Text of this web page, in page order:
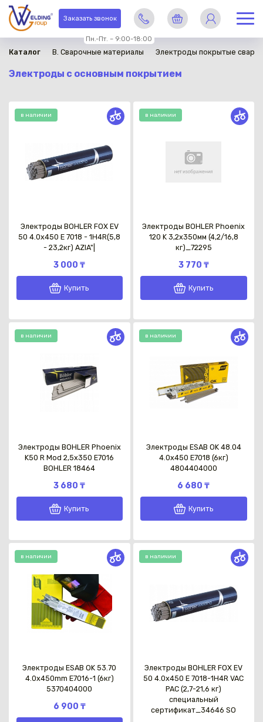
Заказать звонок
Пн.-Пт. – 9:00-18:00
Каталог B. Сварочные материалы Электроды покрытые
Электроды с основным покрытием
в наличии
Электроды BOHLER FOX EV
50 4.0x450 Е 7018 - 1Н4R(5,8
- 23,2кг) AZIA"|
3 000 ₸
Купить
в наличии
Электроды BOHLER Phoenix
120 K 3,2х350мм (4,2/16,8
кг)_72295
3 770 ₸
Купить
в наличии
Электроды BOHLER Phoenix
K50 R Mod 2,5x350 E7016
BOHLER 18464
3 680 ₸
Купить
в наличии
Электроды ESAB OK 48.04
4.0x450 E7018 (6кг)
4804404000
6 680 ₸
Купить
в наличии
Электроды ESAB OK 53.70
4.0x450mm E7016-1 (6кг)
5370404000
6 900 ₸
в наличии
Электроды BOHLER FOX EV
50 4.0x450 Е 7018-1Н4R VAC
PAC (2,7-21,6 кг)
специальный
сертификат_34646 SO